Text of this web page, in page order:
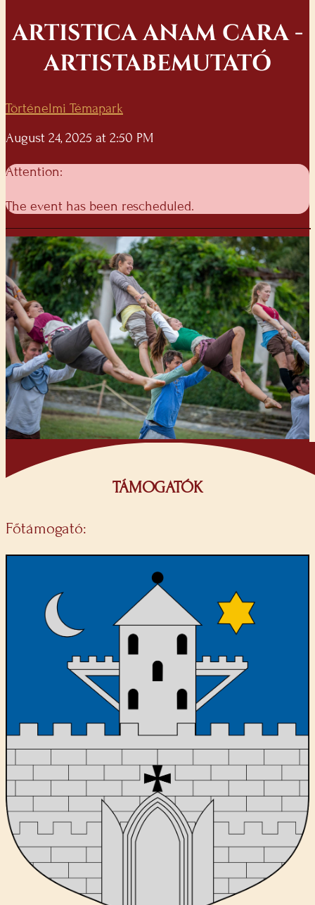
ARTISTICA ANAM CARA -
ARTISTABEMUTATÓ
Történelmi Témapark
August 24, 2025 at 2:50 PM
Attention:
The event has been rescheduled.
TÁMOGATÓK
Főtámogató: